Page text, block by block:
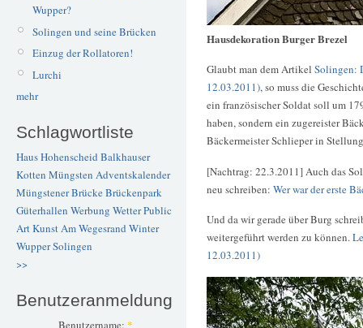
Wupper?
Solingen und seine Brücken
Einzug der Rollatoren!
Lurchi
mehr
Schlagwortliste
Haus Hohenscheid Balkhauser
Kotten Müngsten Adventskalender
Müngstener BrückeBrückenpark
Güterhallen Werbung WetterPublic
ArtKunstAm Wegesrand Winter
WupperSolingen
>>
Benutzeranmeldung
Benutzername: *
Hausdekoration Burger Brezel
Glaubt man dem Artikel Solingen:
12.03.2011), so muss die
ein französischer Soldat soll um
haben, sondern ein zugereister
Bäckermeister Schlieper in
[Nachtrag: 22.3.2011] Auch das
neu schreiben: Wer war der erste
Und da wir gerade über Burg
weitergeführt werden zu können.
12.03.2011)